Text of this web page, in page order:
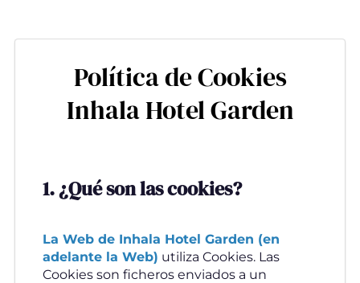
Política de Cookies
Inhala Hotel Garden
1. ¿Qué son las cookies?
La Web de Inhala Hotel Garden (en
adelante la Web) utiliza Cookies. Las
Cookies son ficheros enviados a un